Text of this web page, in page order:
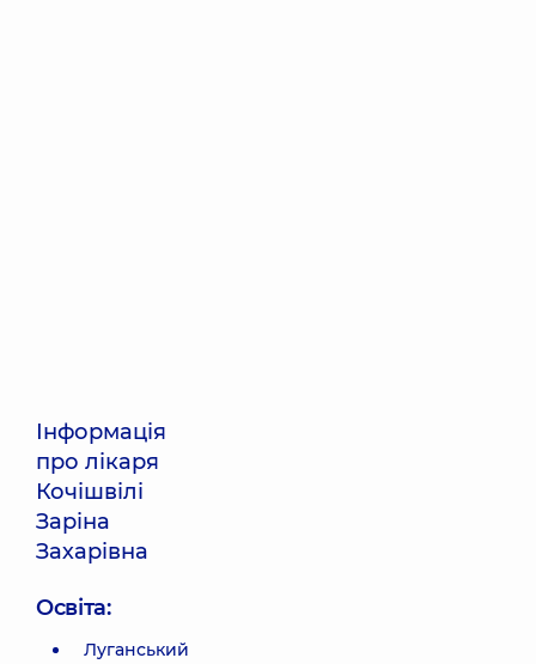
Інформація
про лікаря
Кочішвілі
Заріна
Захарівна
Освіта:
Луганський